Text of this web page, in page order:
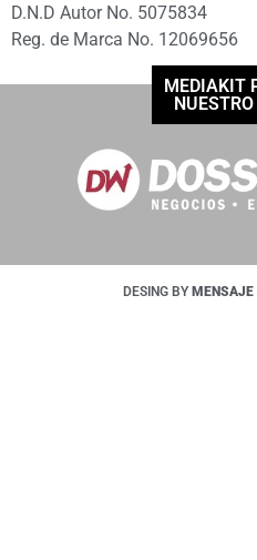
D.N.D Autor No. 5075834
Reg. de Marca No. 12069656
MEDIAKIT
DESING BY